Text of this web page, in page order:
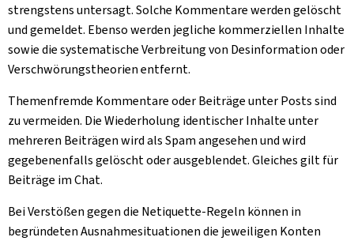
strengstens untersagt. Solche Kommentare werden gelöscht
und gemeldet. Ebenso werden jegliche kommerziellen Inhalte
sowie die systematische Verbreitung von Desinformation oder
Verschwörungstheorien entfernt.
Themenfremde Kommentare oder Beiträge unter Posts sind
zu vermeiden. Die Wiederholung identischer Inhalte unter
mehreren Beiträgen wird als Spam angesehen und wird
gegebenenfalls gelöscht oder ausgeblendet. Gleiches gilt für
Beiträge im Chat.
Bei Verstößen gegen die Netiquette-Regeln können in
begründeten Ausnahmesituationen die jeweiligen Konten